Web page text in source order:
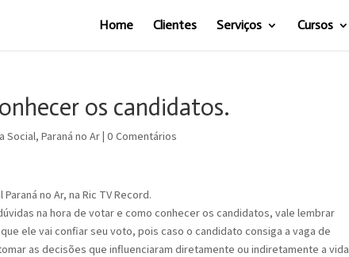
Home Clientes Serviços Cursos
os candidatos.
Social,Paraná no Ar|0 Comentários
no Ar, na Ric TV Record.
na hora de votar e como conhecer os candidatos, vale lembrar
ele vai confiar seu voto, pois caso o candidato consiga a vaga de
as decisões que influenciaram diretamente ou indiretamente a vida